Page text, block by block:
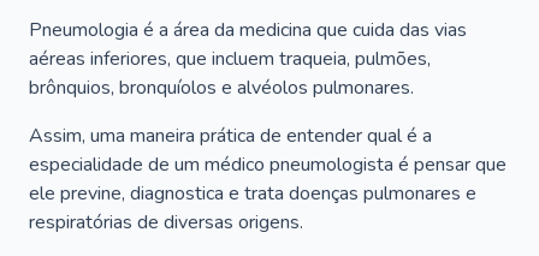
Pneumologia é a área da medicina que cuida das vias
aéreas inferiores, que incluem traqueia, pulmões,
brônquios, bronquíolos e alvéolos pulmonares.
Assim, uma maneira prática de entender qual é a
especialidade de um médico pneumologista é pensar que
ele previne, diagnostica e trata doenças pulmonares e
respiratórias de diversas origens.